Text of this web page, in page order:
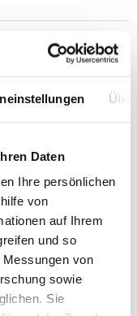
Daten
Ihre persönlichen
von
auf Ihrem
und so
von
sowie
Sie
Days 2025
der fünf
Diese setzt
ihr Umfeld
sich diverse
vom Summit